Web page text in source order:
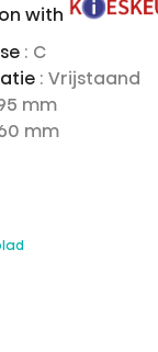
with
: C
: Vrijstaand
mm
mm